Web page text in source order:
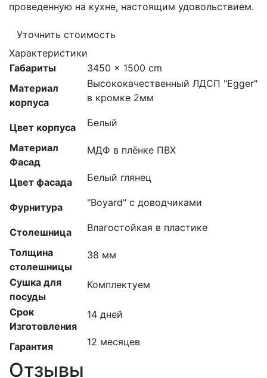
проведенную на кухне, настоящим удовольствием.
Уточнить стоимость
Характеристики
Габариты
3450 × 1500 cm
Материал
корпуса
Высококачественный ЛДСП "Egger"
в кромке 2мм
Цвет корпуса Белый
Материал
Фасад
МДФ в плёнке ПВХ
Цвет фасада Белый глянец
Фурнитура "Boyard" с доводчиками
Столешница Влагостойкая в пластике
Толщина
столешницы
38 мм
Сушка для
посуды
Комплектуем
Срок
Изготовления
14 дней
Гарантия 12 месяцев
Отзывы